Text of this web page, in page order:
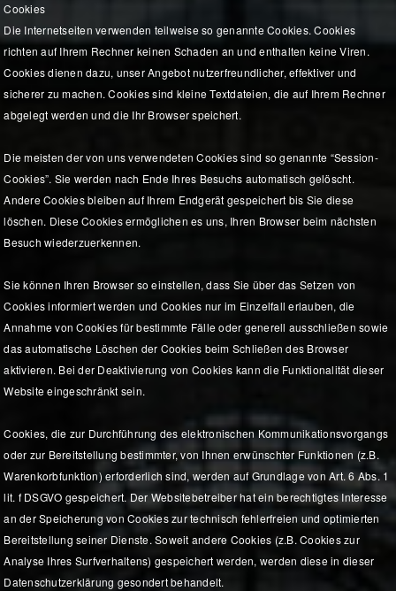
Cookies
Die Internetseiten verwenden teilweise so genannte Cookies. Cookies
richten auf Ihrem Rechner keinen Schaden an und enthalten keine Viren.
Cookies dienen dazu, unser Angebot nutzerfreundlicher, effektiver und
sicherer zu machen. Cookies sind kleine Textdateien, die auf Ihrem Rechner
abgelegt werden und die Ihr Browser speichert.
Die meisten der von uns verwendeten Cookies sind so genannte “Session-
Cookies”. Sie werden nach Ende Ihres Besuchs automatisch gelöscht.
Andere Cookies bleiben auf Ihrem Endgerät gespeichert bis Sie diese
löschen. Diese Cookies ermöglichen es uns, Ihren Browser beim nächsten
Besuch wiederzuerkennen.
Sie können Ihren Browser so einstellen, dass Sie über das Setzen von
Cookies informiert werden und Cookies nur im Einzelfall erlauben, die
Annahme von Cookies für bestimmte Fälle oder generell ausschließen sowie
das automatische Löschen der Cookies beim Schließen des Browser
aktivieren. Bei der Deaktivierung von Cookies kann die Funktionalität dieser
Website eingeschränkt sein.
Cookies, die zur Durchführung des elektronischen Kommunikationsvorgangs
oder zur Bereitstellung bestimmter, von Ihnen erwünschter Funktionen (z.B.
Warenkorbfunktion) erforderlich sind, werden auf Grundlage von Art. 6 Abs. 1
lit. f DSGVO gespeichert. Der Websitebetreiber hat ein berechtigtes Interesse
an der Speicherung von Cookies zur technisch fehlerfreien und optimierten
Bereitstellung seiner Dienste. Soweit andere Cookies (z.B. Cookies zur
Analyse Ihres Surfverhaltens) gespeichert werden, werden diese in dieser
Datenschutzerklärung gesondert behandelt.